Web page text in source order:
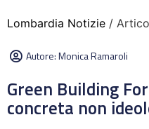
Lombardia Notizie /
Autore:Monica Ramaroli
Green Building
concreta non